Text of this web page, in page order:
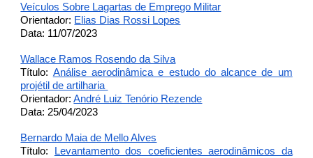
Veículos Sobre Lagartas de Emprego Militar
Orientador: Elias Dias Rossi Lopes
Data: 11/07/2023
Wallace Ramos Rosendo da Silva
Título: Análise aerodinâmica e estudo do alcance de um
projétil de artilharia
Orientador: André Luiz Tenório Rezende
Data: 25/04/2023
Bernardo Maia de Mello Alves
Título:
Levantamento dos coeficientes aerodinâmicos da